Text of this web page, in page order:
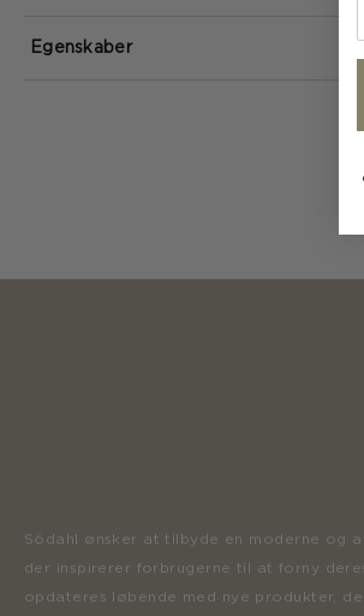
Egenskaber
Södahl ønsker at tilbyde en moderne og
der inspirerer forbrugerne til at forny
opdateres løbende med nye produkter,